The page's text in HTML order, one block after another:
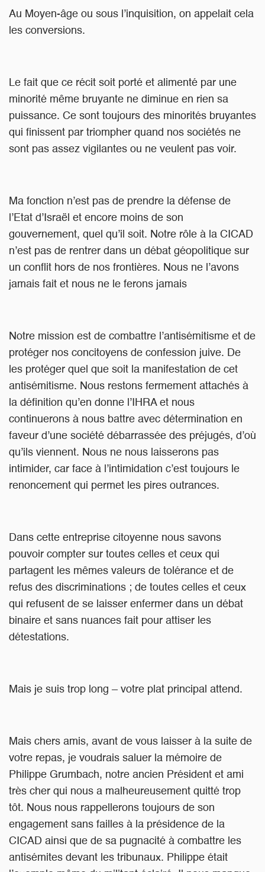
Au Moyen-âge ou sous l’inquisition, on appelait cela
les conversions.
Le fait que ce récit soit porté et alimenté par une
minorité même bruyante ne diminue en rien sa
puissance. Ce sont toujours des minorités bruyantes
qui finissent par triompher quand nos sociétés ne
sont pas assez vigilantes ou ne veulent pas voir.
Ma fonction n’est pas de prendre la défense de
l’Etat d’Israël et encore moins de son
gouvernement, quel qu’il soit. Notre rôle à la CICAD
n’est pas de rentrer dans un débat géopolitique sur
un conflit hors de nos frontières. Nous ne l’avons
jamais fait et nous ne le ferons jamais
Notre mission est de combattre l’antisémitisme et de
protéger nos concitoyens de confession juive. De
les protéger quel que soit la manifestation de cet
antisémitisme. Nous restons fermement attachés à
la définition qu’en donne l’IHRA et nous
continuerons à nous battre avec détermination en
faveur d’une société débarrassée des préjugés, d’où
qu’ils viennent. Nous ne nous laisserons pas
intimider, car face à l’intimidation c’est toujours le
renoncement qui permet les pires outrances.
Dans cette entreprise citoyenne nous savons
pouvoir compter sur toutes celles et ceux qui
partagent les mêmes valeurs de tolérance et de
refus des discriminations ; de toutes celles et ceux
qui refusent de se laisser enfermer dans un débat
binaire et sans nuances fait pour attiser les
détestations.
Mais je suis trop long – votre plat principal attend.
Mais chers amis, avant de vous laisser à la suite de
votre repas, je voudrais saluer la mémoire de
Philippe Grumbach, notre ancien Président et ami
très cher qui nous a malheureusement quitté trop
tôt. Nous nous rappellerons toujours de son
engagement sans failles à la présidence de la
CICAD ainsi que de sa pugnacité à combattre les
antisémites devant les tribunaux. Philippe était